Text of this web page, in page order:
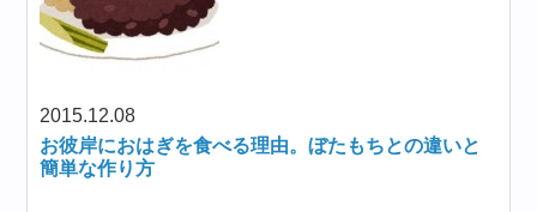
2015.12.08
お彼岸におはぎを食べる理由。ぼたもちとの違いと
簡単な作り方